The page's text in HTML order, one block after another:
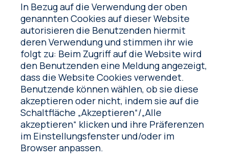
In Bezug auf die Verwendung der oben
genannten Cookies auf dieser Website
autorisieren die Benutzenden hiermit
deren Verwendung und stimmen ihr wie
folgt zu: Beim Zugriff auf die Website wird
den Benutzenden eine Meldung angezeigt,
dass die Website Cookies verwendet.
Benutzende können wählen, ob sie diese
akzeptieren oder nicht, indem sie auf die
Schaltfläche „Akzeptieren“/„Alle
akzeptieren“ klicken und ihre Präferenzen
im Einstellungsfenster und/oder im
Browser anpassen.